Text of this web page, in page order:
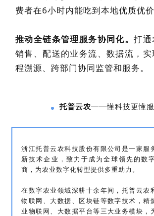
费者在6小时内能吃到本地优质优价
推动全链条管理服务协同化。打通
销售、配送的业务流、数据流，
程溯源、跨部门协同监管和服务。
托普云农——懂科技更懂
浙江托普云农科技股份有限公司是一家服
新技术企业，致力于成为全球领先的数
商，为农业数字化转型提供多重助力。
在数字农业领域深耕十余年间，托普云农
物联网、大数据、区块链等数字技术，精
业物联网、大数据平台等三大业务模块，